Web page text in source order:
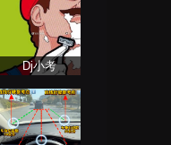
Dj小考